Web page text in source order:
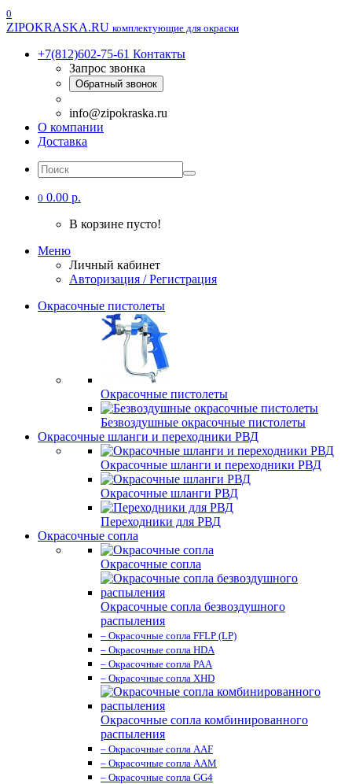
0
ZIPOKRASKA.RU комплектующие для окраски
+7(812)602-75-61 Контакты
Запрос звонка
Обратный звонок
info@zipokraska.ru
О компании
Доставка
0 0.00 р.
В корзине пусто!
Меню
Личный кабинет
Авторизация / Регистрация
Окрасочные пистолеты
Окрасочные пистолеты
Безвоздушные окрасочные пистолеты
Окрасочные шланги и переходники РВД
Окрасочные шланги и переходники РВД
Окрасочные шланги РВД
Переходники для РВД
Окрасочные сопла
Окрасочные сопла
Окрасочные сопла безвоздушного
распыления
– Окрасочные сопла FFLP (LP)
– Окрасочные сопла HDA
– Окрасочные сопла PAA
– Окрасочные сопла XHD
Окрасочные сопла комбинированного
распыления
– Окрасочные сопла AAF
– Окрасочные сопла AAM
– Окрасочные сопла GG4